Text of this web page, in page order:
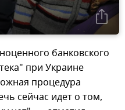
банковского
при Украине
процедура
сейчас идет о том,